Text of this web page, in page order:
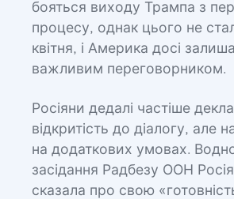
бояться виходу Трампа з
процесу, однак цього не
квітня, і Америка досі
важливим переговорником.
Росіяни дедалі частіше
відкритість до діалогу, але
на додаткових умовах.
засідання Радбезу ООН
сказала про свою